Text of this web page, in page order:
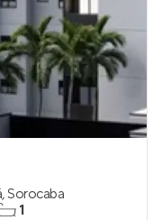
,Sorocaba
1